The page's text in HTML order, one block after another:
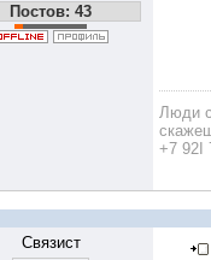
Постов: 43
Люди
+7 92I
Связист